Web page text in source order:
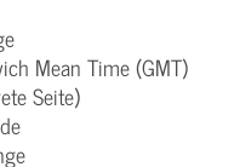
Mean Time (GMT)
Seite)